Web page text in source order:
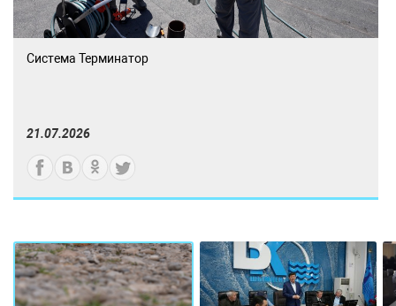
Система Терминатор
21.07.2026